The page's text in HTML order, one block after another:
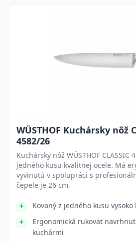
WÜSTHOF Kuchársky nôž
4582/26
Kuchársky nôž WÜSTHOF CLASSIC
jedného kusu kvalitnej ocele. Má
vyvinutú v spolupráci s
čepele je 26 cm.
Kovaný z jedného kusu
Ergonomická rukoväť
kuchármi